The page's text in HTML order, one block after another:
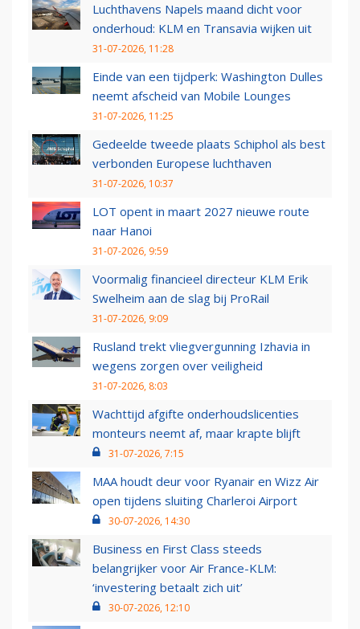
Luchthavens Napels maand dicht voor
onderhoud: KLM en Transavia wijken uit
31-07-2026, 11:28
Einde van een tijdperk: Washington Dulles
neemt afscheid van Mobile Lounges
31-07-2026, 11:25
Gedeelde tweede plaats Schiphol als best
verbonden Europese luchthaven
31-07-2026, 10:37
LOT opent in maart 2027 nieuwe route
naar Hanoi
31-07-2026, 9:59
Voormalig financieel directeur KLM Erik
Swelheim aan de slag bij ProRail
31-07-2026, 9:09
Rusland trekt vliegvergunning Izhavia in
wegens zorgen over veiligheid
31-07-2026, 8:03
Wachttijd afgifte onderhoudslicenties
monteurs neemt af, maar krapte blijft
31-07-2026, 7:15
MAA houdt deur voor Ryanair en Wizz Air
open tijdens sluiting Charleroi Airport
30-07-2026, 14:30
Business en First Class steeds
belangrijker voor Air France-KLM:
‘investering betaalt zich uit’
30-07-2026, 12:10